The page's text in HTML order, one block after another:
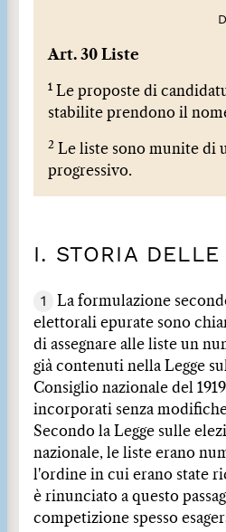
Art. 30 Liste
1
Le proposte di
stabilite prendono il
2
Le liste sono munite di
progressivo.
I. STORIA DELLE
1
La formulazione
elettorali epurate sono
di assegnare alle liste un
già contenuti nella Legge
Consiglio nazionale del
incorporati senza
Secondo la Legge sulle
nazionale, le liste erano
l'ordine in cui erano state
è rinunciato a questo
competizione spesso